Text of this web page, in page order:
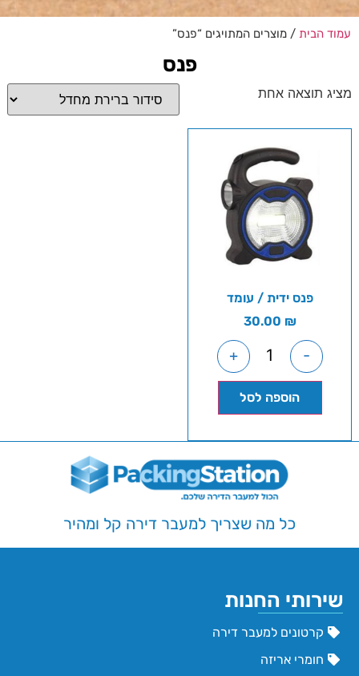
עמוד הבית / מוצרים המתויגים “פנס”
פנס
מציג תוצאה אחת
פנס ידית / עומד
30.00 ₪
-
+
הוספה לסל
כל מה שצריך למעבר דירה קל ומהיר
שירותי החנות
קרטונים למעבר דירה
חומרי אריזה